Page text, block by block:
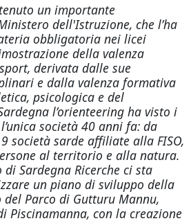
un importante
dell'Istruzione, che l’ha
obbligatoria nei licei
della valenza
derivata dalle sue
e dalla valenza formativa
psicologica e del
l’orienteering ha visto i
società 40 anni fa: da
società sarde affiliate alla FISO,
al territorio e alla natura.
Sardegna Ricerche ci sta
un piano di sviluppo della
Parco di Gutturu Mannu,
Piscinamanna, con la creazione